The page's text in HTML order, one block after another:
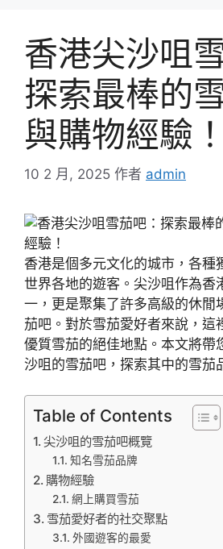
香港尖沙咀
探索最棒的
與購物經驗！
10 2 月, 2025 作者 admin
香港是個多元文化的城市，各種
世界各地的遊客。尖沙咀作為香
一，更是聚集了許多高級的休閒
茄吧。對於雪茄愛好者來說，這
優質雪茄的絕佳地點。本文將帶
沙咀的雪茄吧，探索其中的雪茄
Table of Contents
尖沙咀的雪茄吧概覽
知名雪茄品牌
購物經驗
網上購買雪茄
雪茄愛好者的社交聚點
外國遊客的最愛